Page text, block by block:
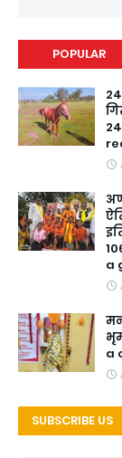
POPULAR
a
a
SUBSCRIBE US